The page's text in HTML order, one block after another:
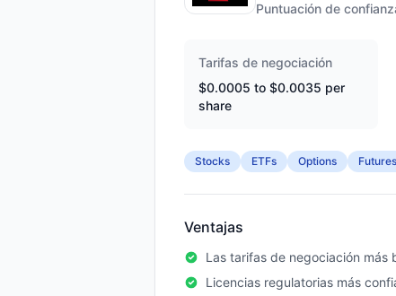
Puntuación de
Tarifas de negociación
$0.0005 to $0.0035 per
share
Stocks ETFs Options Futures
Ventajas
Las tarifas de negociación más
Licencias regulatorias más